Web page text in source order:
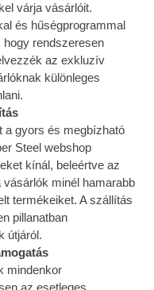
várja vásárlóit.
és hűségprogrammal
rendszeresen
az exkluzív
különleges
a gyors és megbízható
Steel webshop
kínál, beleértve az
minél hamarabb
termékeiket. A szállítás
pillanatban
útjáról.
mindenkor
az esetleges